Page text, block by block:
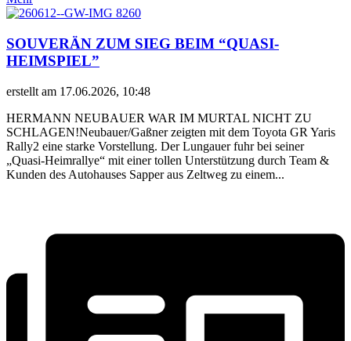
SOUVERÄN ZUM SIEG BEIM “QUASI-
HEIMSPIEL”
erstellt am 17.06.2026, 10:48
HERMANN NEUBAUER WAR IM MURTAL NICHT ZU
SCHLAGEN!Neubauer/Gaßner zeigten mit dem Toyota GR Yaris
Rally2 eine starke Vorstellung. Der Lungauer fuhr bei seiner
„Quasi-Heimrallye“ mit einer tollen Unterstützung durch Team &
Kunden des Autohauses Sapper aus Zeltweg zu einem...